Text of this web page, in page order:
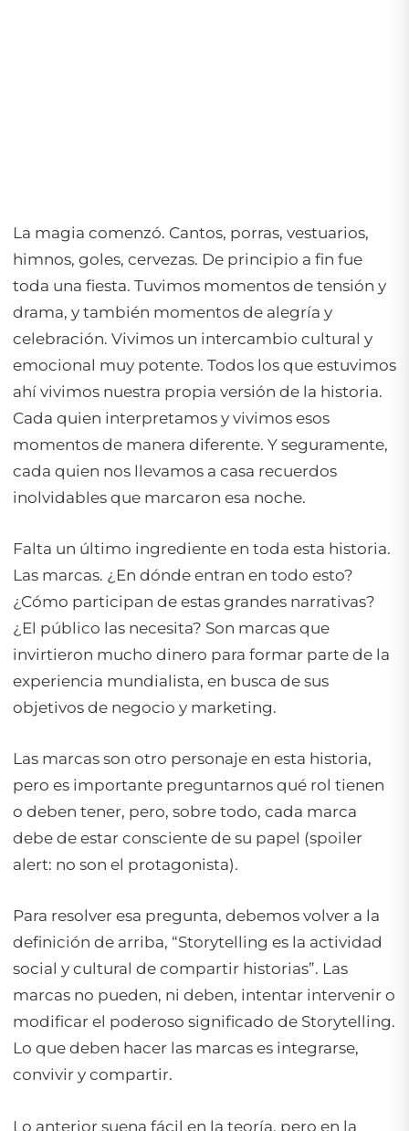
La magia comenzó. Cantos, porras, vestuarios,
himnos, goles, cervezas. De principio a fin fue
toda una fiesta. Tuvimos momentos de tensión y
drama, y también momentos de alegría y
celebración. Vivimos un intercambio cultural y
emocional muy potente. Todos los que estuvimos
ahí vivimos nuestra propia versión de la historia.
Cada quien interpretamos y vivimos esos
momentos de manera diferente. Y seguramente,
cada quien nos llevamos a casa recuerdos
inolvidables que marcaron esa noche.
Falta un último ingrediente en toda esta historia.
Las marcas. ¿En dónde entran en todo esto?
¿Cómo participan de estas grandes narrativas?
¿El público las necesita? Son marcas que
invirtieron mucho dinero para formar parte de la
experiencia mundialista, en busca de sus
objetivos de negocio y marketing.
Las marcas son otro personaje en esta historia,
pero es importante preguntarnos qué rol tienen
o deben tener, pero, sobre todo, cada marca
debe de estar consciente de su papel (spoiler
alert: no son el protagonista).
Para resolver esa pregunta, debemos volver a la
definición de arriba, “Storytelling es la actividad
social y cultural de compartir historias”. Las
marcas no pueden, ni deben, intentar intervenir o
modificar el poderoso significado de Storytelling.
Lo que deben hacer las marcas es integrarse,
convivir y compartir.
Lo anterior suena fácil en la teoría, pero en la